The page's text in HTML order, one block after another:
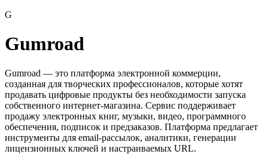
G
Gumroad
Gumroad — это платформа электронной коммерции,
созданная для творческих профессионалов, которые хотят
продавать цифровые продукты без необходимости запуска
собственного интернет-магазина. Сервис поддерживает
продажу электронных книг, музыки, видео, программного
обеспечения, подписок и предзаказов. Платформа предлагает
инструменты для email-рассылок, аналитики, генерации
лицензионных ключей и настраиваемых URL.